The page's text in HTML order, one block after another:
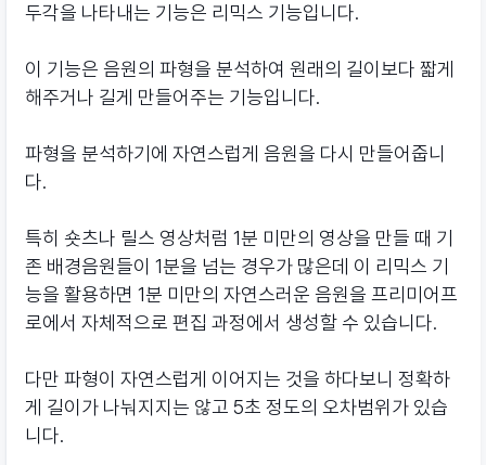
두각을 나타내는 기능은 리믹스 기능입니다.
이 기능은 음원의 파형을 분석하여 원래의 길이보다 짧게
해주거나 길게 만들어주는 기능입니다.
파형을 분석하기에 자연스럽게 음원을 다시 만들어줍니
다.
특히 숏츠나 릴스 영상처럼 1분 미만의 영상을 만들 때 기
존 배경음원들이 1분을 넘는 경우가 많은데 이 리믹스 기
능을 활용하면 1분 미만의 자연스러운 음원을 프리미어프
로에서 자체적으로 편집 과정에서 생성할 수 있습니다.
다만 파형이 자연스럽게 이어지는 것을 하다보니 정확하
게 길이가 나눠지지는 않고 5초 정도의 오차범위가 있습
니다.